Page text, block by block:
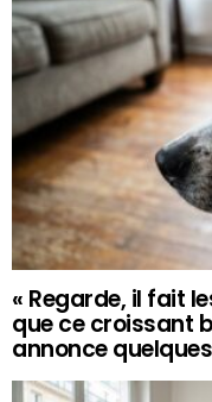
« Regarde, il fait
que ce croissant
annonce